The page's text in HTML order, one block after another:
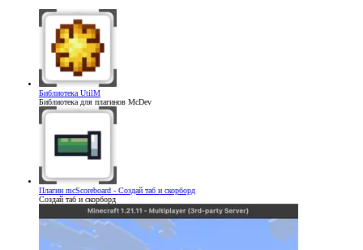
Библиотека UtilM
Библиотека для плагинов McDev
Плагин mcScoreboard - Создай таб и скорборд
Создай таб и скорборд